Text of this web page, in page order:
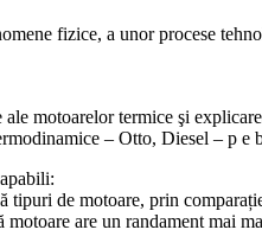
fizice, a unor procese
motoarelor termice şi
– Otto, Diesel – p e
tipuri de motoare, prin
motoare are un randament mai